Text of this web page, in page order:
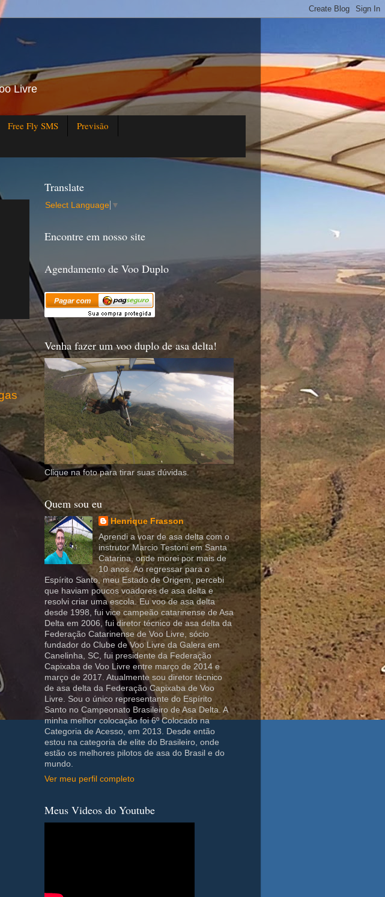
Livre
Free Fly SMS
Previsão
Translate
Select Language ▼
Encontre em nosso site
Agendamento de Voo Duplo
Venha fazer um voo duplo de asa delta!
Clique na foto para tirar suas dúvidas.
Quem sou eu
Henrique Frasson
Aprendi a voar de asa delta com o
instrutor Marcio Testoni em Santa
Catarina, onde morei por mais de
10 anos. Ao regressar para o
Espírito Santo, meu Estado de Origem, percebi
que haviam poucos voadores de asa delta e
resolvi criar uma escola. Eu voo de asa delta
desde 1998, fui vice campeão catarinense de Asa
Delta em 2006, fui diretor técnico de asa delta da
Federação Catarinense de Voo Livre, sócio
fundador do Clube de Voo Livre da Galera em
Canelinha, SC, fui presidente da Federação
Capixaba de Voo Livre entre março de 2014 e
março de 2017. Atualmente sou diretor técnico
de asa delta da Federação Capixaba de Voo
Livre. Sou o único representante do Espírito
Santo no Campeonato Brasileiro de Asa Delta. A
minha melhor colocação foi 6º Colocado na
Categoria de Acesso, em 2013. Desde então
estou na categoria de elite do Brasileiro, onde
estão os melhores pilotos de asa do Brasil e do
mundo.
Ver meu perfil completo
Meus Videos do Youtube